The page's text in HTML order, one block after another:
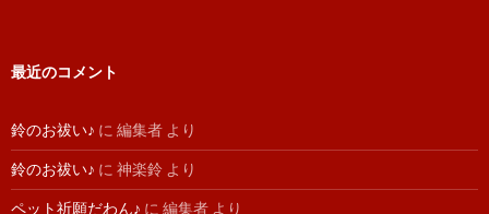
最近のコメント
鈴のお祓い♪ に 編集者 より
鈴のお祓い♪ に 神楽鈴 より
ペット祈願だわん♪ に 編集者 より